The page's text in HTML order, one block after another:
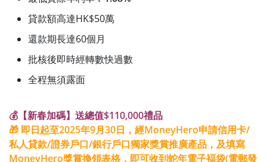
貸款額高達HK$50萬
還款期長達60個月
批核後即時經轉數快過數
全程無須露面
💰【新春加碼】送總值$110,000禮品
🎁 即日起至2025年9月30日，經MoneyHero申請信用卡/
私人貸款/證券戶口/銀行戶口獨家獎賞推廣產品，及填寫
MoneyHero獎賞換領表格，即可收到蛇年電子褔袋(電郵發